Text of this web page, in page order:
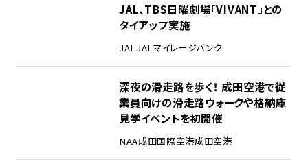
JAL、TBS日曜劇場「VIVANT」との
タイアップ実施
JALJALマイレージバンク
深夜の滑走路を歩く！ 成田空港で従
業員向けの滑走路ウォークや格納庫
見学イベントを初開催
NAA成田国際空港成田空港